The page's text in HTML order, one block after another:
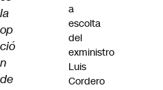
la
op
ció
n
de
a
escolta
del
exministro
Luis
Cordero